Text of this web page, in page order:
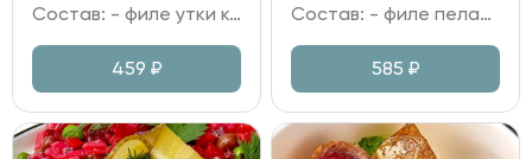
Состав: - филе утки копченое; - салат Романо; помидор; - сыр Пармезан; - сухари; - горчица; специи; масло укропное; масло растительное; чеснок.
459 ₽
Состав: - филе пеламиды; - хлеб Бородинский; - лук красный; - соус на основе бальзамического уксуса и соевого соуса; - лимон, зелень.
585 ₽